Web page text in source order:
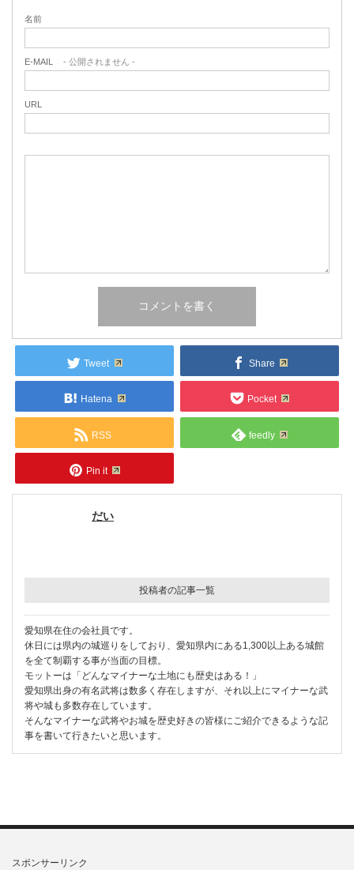
名前
E-MAIL - 公開されません -
URL
Tweet Share
Hatena Pocket
RSS feedly
Pin it
だい
投稿者の記事一覧
愛知県在住の会社員です。
休日には県内の城巡りをしており、愛知県内にある1,300以上ある城館
を全て制覇する事が当面の目標。
モットーは「どんなマイナーな土地にも歴史はある！」
愛知県出身の有名武将は数多く存在しますが、それ以上にマイナーな武
将や城も多数存在しています。
そんなマイナーな武将やお城を歴史好きの皆様にご紹介できるような記
事を書いて行きたいと思います。
スポンサーリンク